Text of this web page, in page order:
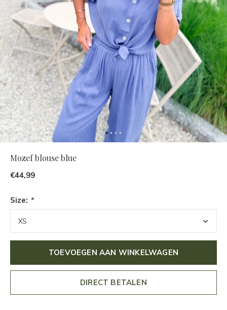
Mozef blouse blue
€44,99
Size: *
TOEVOEGEN AAN WINKELWAGEN
DIRECT BETALEN